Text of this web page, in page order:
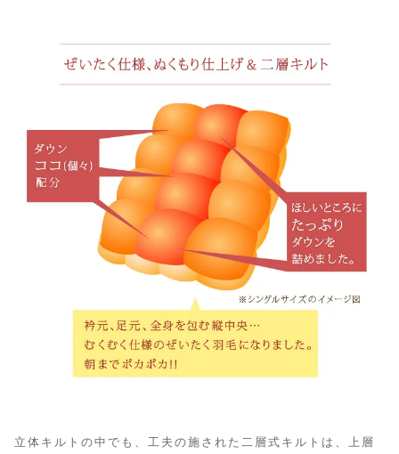
立体キルトの中でも、工夫の施された二層式キルトは、上層